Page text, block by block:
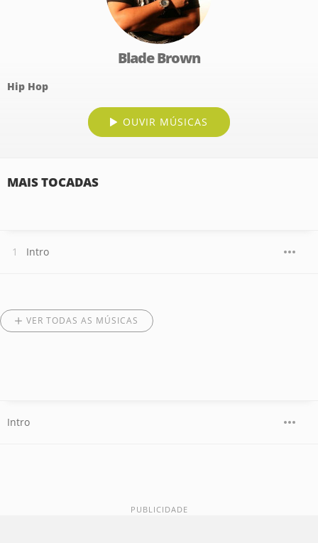
Blade Brown
Hip Hop
OUVIR MÚSICAS
MAIS TOCADAS
Intro
VER TODAS AS MÚSICAS
Intro